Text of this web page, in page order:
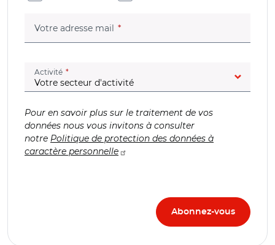
Votre adresse mail (champ obligatoire)
Activité (champ obligatoire)
Pour en savoir plus sur le traitement de vos
données nous vous invitons à consulter
notre Politique de protection des données à
caractère personnelle